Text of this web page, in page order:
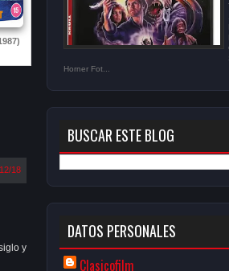
18
y
Horner Fot...
BUSCAR ESTE BLOG
DATOS PERSONALES
Clasicofilm